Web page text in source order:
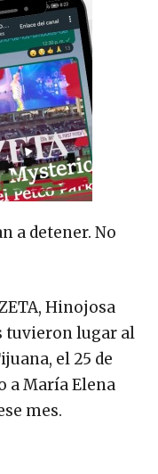
a detener. No
Hinojosa
tuvieron lugar al
el 25 de
a María Elena
mes.